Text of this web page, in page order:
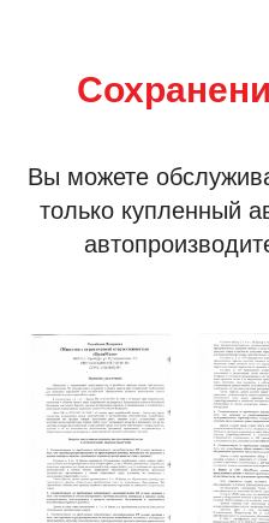
Вы можете
только купленный